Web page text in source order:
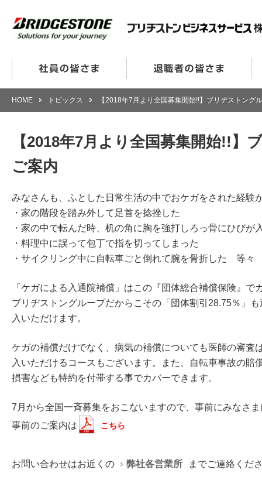
HOME トピックス 【2018年7月より全国募集開始!!】ブリヂストング
【2018年7月より全国募集開始!!】
ご案内
みなさんも、ふとした日常生活の中でおケガをされた経験
・家の階段を踏み外して足首を捻挫した
・家の中で転んだ時、机の角に胸を強打しろっ骨にひびが
・料理中に誤って包丁で指を切ってしまった
・サイクリング中に自転車ごと倒れて腕を骨折した 等々
「ケガによる入通院補償」はこの『団体総合補償保険』で
ブリヂストングループだからこその「団体割引28.75％」
入いただけます。
ケガの補償だけでなく、病気の補償についても医師の審査
入いただけるコースもございます。また、自転車事故の賠
損害なども特約を付帯する事でカバーできます。
7月から全国一斉募集をおこないますので、事前にみなさ
事前のご案内は
こちら
お問い合わせはお近くの 弊社各営業所 までご連絡くだ